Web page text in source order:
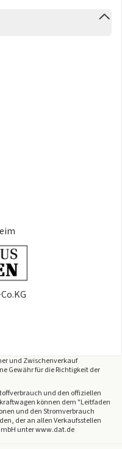
und Zwischenverkauf
Gewähr für die Richtigkeit der
und den offiziellen
können dem "Leitfaden
und den Stromverbrauch
der an allen Verkaufsstellen
unter www.dat.de